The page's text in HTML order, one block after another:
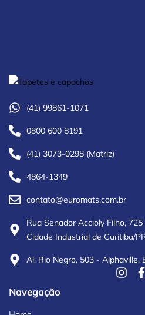
(41) 99861-1071
0800 600 8191
(41) 3073-0298 (Matriz)
4864-1349
contato@euromats.com.br
Rua Senador Accioly Filho, 725
Cidade Industrial de Curitiba/
Al. Rio Negro, 503 - Alphaville,
Navegação